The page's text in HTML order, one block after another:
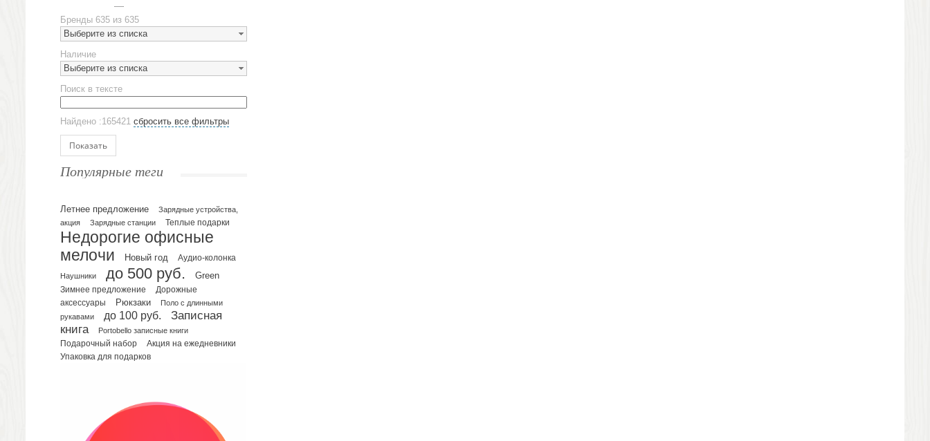
Наборы посуды
Предметы сервировки
Стаканы
Эко кружки
ЕВРОПОСУДА
Аксессуары
Ежедневники и блокноты
Датированные ежедневники
Планинги и телефонные книжки
Планинги датированные
Планинги недатированные
Телефонные книжки
Еженедельники
Органайзер на ежедневник
Сумки и Рюкзаки
Рюкзаки
Конференц-сумки
Несессеры и косметички
Бренды 635 из 635
Выберите из списка
Наличие
Выберите из списка
Поиск в тексте
Найдено :165421 сбросить все фильтры
Показать
Популярные теги
Летнее предложение
Зарядные устройства,
акция
Зарядные станции Теплые подарки
Недорогие офисные
мелочи
Новый год Аудио-колонка
Наушники до 500 руб. Green
Зимнее предложение
Дорожные
аксессуары
Рюкзаки
Поло с длинными
рукавами
до 100 руб.
Записная
книга
Portobello записные книги
Подарочный набор Акция на ежедневники
Упаковка для подарков